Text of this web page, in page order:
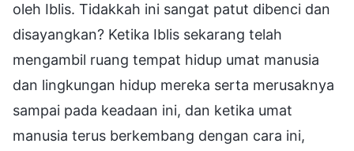
oleh Iblis. Tidakkah ini sangat patut dibenci dan
disayangkan? Ketika Iblis sekarang telah
mengambil ruang tempat hidup umat manusia
dan lingkungan hidup mereka serta merusaknya
sampai pada keadaan ini, dan ketika umat
manusia terus berkembang dengan cara ini,